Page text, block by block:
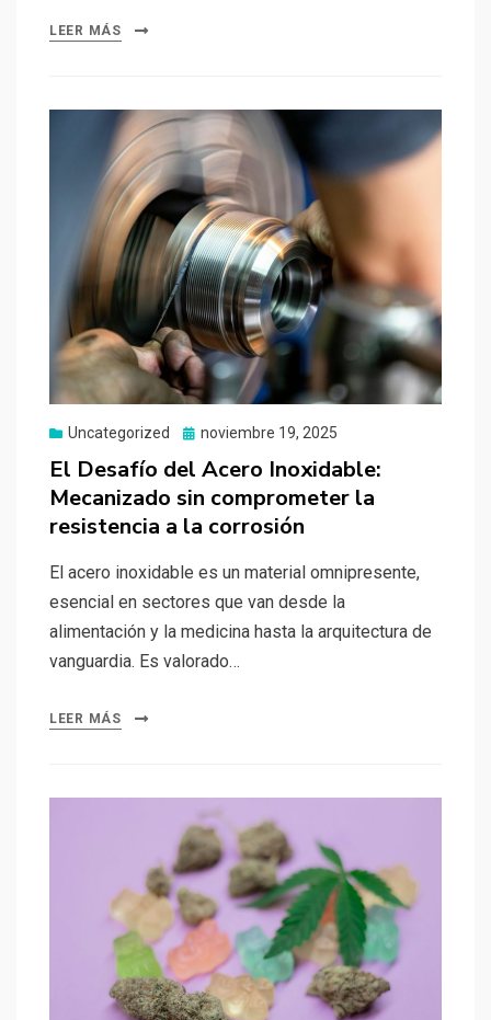
LEER MÁS
Uncategorized
Publicado
noviembre 19, 2025
El Desafío del Acero Inoxidable:
Mecanizado sin comprometer la
resistencia a la corrosión
El acero inoxidable es un material omnipresente,
esencial en sectores que van desde la
alimentación y la medicina hasta la arquitectura de
vanguardia. Es valorado…
LEER MÁS